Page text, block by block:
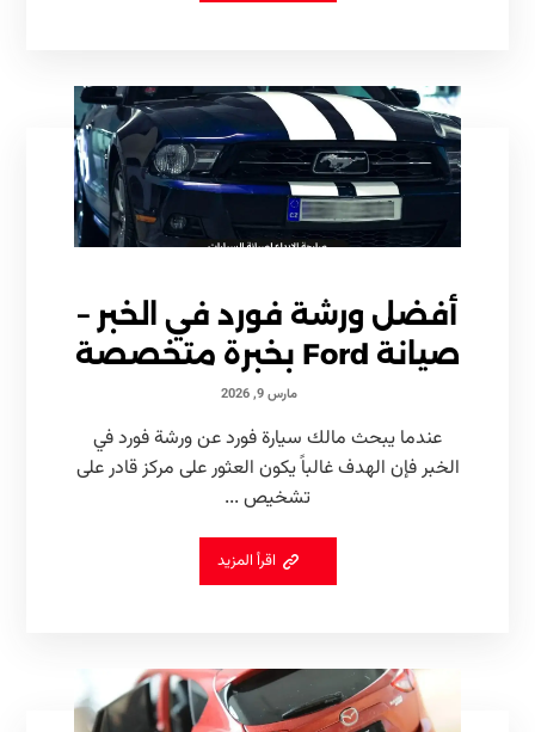
أفضل ورشة فورد في الخبر –
صيانة Ford بخبرة متخصصة
مارس 9, 2026
عندما يبحث مالك سيارة فورد عن ورشة فورد في
الخبر فإن الهدف غالباً يكون العثور على مركز قادر على
تشخيص ...
اقرأ المزيد